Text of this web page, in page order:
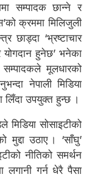
सम्पादक छान्ने र
क्रममा मिलिजुली
छाड्दा ‘भ्रष्टाचार
योगदान हुनेछ’ भनेका
मूलधारको
नेपाली मिडिया
उपयुक्त हुन्छ ।
मिडिया सोसाइटीको
मुद्दा उठाए । ‘साँघु’
नीतिको समर्थन
गर्न धेरै पैसा